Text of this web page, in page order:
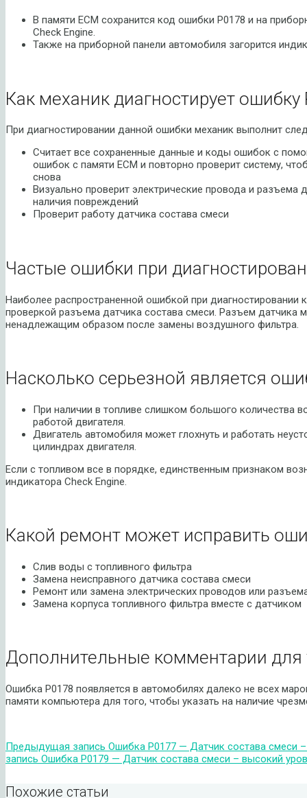
В памяти ECM сохранится код ошибки P0178 и на
Check Engine.
Также на приборной панели автомобиля загорится
Как механик диагностирует ошибку
При диагностировании данной ошибки механик выполнит
Считает все сохраненные данные и коды ошибок с
ошибок с памяти ECM и повторно проверит систему,
снова
Визуально проверит электрические провода и
наличия повреждений
Проверит работу датчика состава смеси
Частые ошибки при
Наиболее распространенной ошибкой при диагностировании
проверкой разъема датчика состава смеси. Разъем датчика
ненадлежащим образом после замены воздушного фильтра.
Насколько серьезной является
При наличии в топливе слишком большого количества
работой двигателя.
Двигатель автомобиля может глохнуть и работать
цилиндрах двигателя.
Если с топливом все в порядке, единственным признаком
индикатора Сheck Engine.
Какой ремонт может исправить
Слив воды с топливного фильтра
Замена неисправного датчика состава смеси
Ремонт или замена электрических проводов или
Замена корпуса топливного фильтра вместе с датчиком
Дополнительные комментарии для
Ошибка P0178 появляется в автомобилях далеко не всех
памяти компьютера для того, чтобы указать на наличие
Предыдущая запись Ошибка P0177 — Датчик состава смеси
запись Ошибка P0179 — Датчик состава смеси – высокий
Похожие статьи